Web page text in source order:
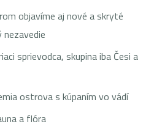
objavíme aj nové a skryté
sprievodca, skupina iba Česi a
ostrova s kúpaním vo vádí
a flóra